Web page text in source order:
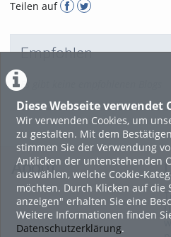
Diese Webseite verwendet
Wir verwenden Cookies, um
zu gestalten. Mit dem
stimmen Sie der Verwendung
Anklicken der untenstehenden
auswählen, welche Cookie-
möchten. Durch Klicken auf die
anzeigen" erhalten Sie eine
Weitere Informationen finden
Datenschutzerklärung.
Teilen auf
Empfohlen
Es gibt keine empfohlenen Blogs
About